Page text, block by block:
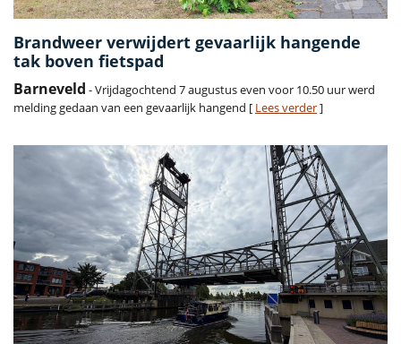
Brandweer verwijdert gevaarlijk hangende
tak boven fietspad
Barneveld - Vrijdagochtend 7 augustus even voor 10.50 uur werd
melding gedaan van een gevaarlijk hangend [ Lees verder]